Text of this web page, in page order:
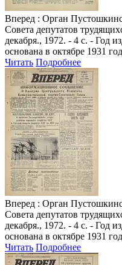
Вперед : Орган
Совета депутатов
декабря., 1972. - 4 с. - Год
основана в октябре 1931
Читать Подробнее
Вперед : Орган
Совета депутатов
декабря., 1972. - 4 с. - Год
основана в октябре 1931
Читать Подробнее